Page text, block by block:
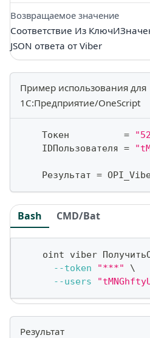
Возвращаемое значение
Соответствие Из
JSON ответа от Viber
Пример использования для
1С:Предприятие/OneScript
    Токен
=
    IDПользователя
=
    Результат
=
Bash CMD/Bat
oint viber
--token
"***"
\
--users
Результат